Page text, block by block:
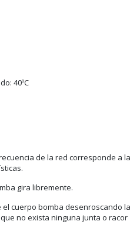
40ºC
de la red corresponde a la
gira libremente.
el cuerpo bomba desenroscando la
no exista ninguna junta o racor